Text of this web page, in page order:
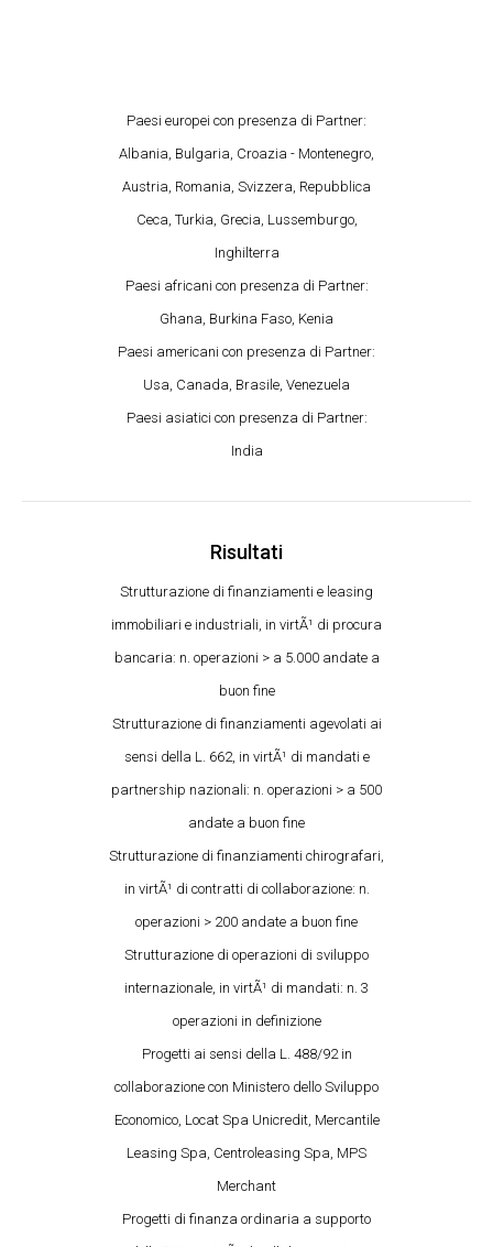
Paesi europei con presenza di Partner:
Albania, Bulgaria, Croazia - Montenegro,
Austria, Romania, Svizzera, Repubblica
Ceca, Turkia, Grecia, Lussemburgo,
Inghilterra
Paesi africani con presenza di Partner:
Ghana, Burkina Faso, Kenia
Paesi americani con presenza di Partner:
Usa, Canada, Brasile, Venezuela
Paesi asiatici con presenza di Partner:
India
Risultati
Strutturazione di finanziamenti e leasing
immobiliari e industriali, in virtÃ¹ di procura
bancaria: n. operazioni > a 5.000 andate a
buon fine
Strutturazione di finanziamenti agevolati ai
sensi della L. 662, in virtÃ¹ di mandati e
partnership nazionali: n. operazioni > a 500
andate a buon fine
Strutturazione di finanziamenti chirografari,
in virtÃ¹ di contratti di collaborazione: n.
operazioni > 200 andate a buon fine
Strutturazione di operazioni di sviluppo
internazionale, in virtÃ¹ di mandati: n. 3
operazioni in definizione
Progetti ai sensi della L. 488/92 in
collaborazione con Ministero dello Sviluppo
Economico, Locat Spa Unicredit, Mercantile
Leasing Spa, Centroleasing Spa, MPS
Merchant
Progetti di finanza ordinaria a supporto